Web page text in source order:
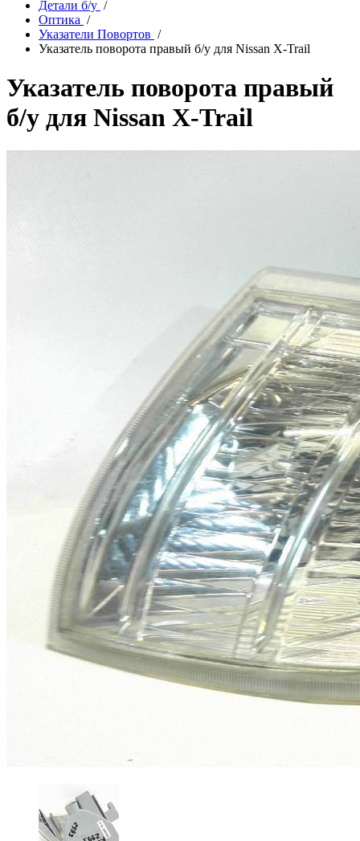
Детали б/у /
Оптика /
Указатели Повортов /
Указатель поворота правый б/у для Nissan X-Trail
Указатель поворота правый
б/у для Nissan X-Trail